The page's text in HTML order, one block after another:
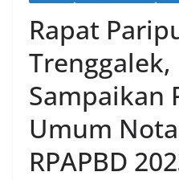
Rapat
Trenggalek,
Sampaikan
Umum
RPAPBD